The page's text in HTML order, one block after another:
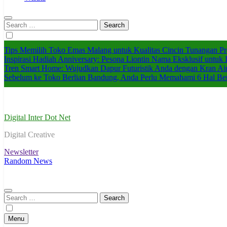
Search
for:
Tips Memilih Toko Emas Malang untuk Kualitas Cincin Tunangan
Inspirasi Hadiah Anniversary: Pesona Liontin Nama Eksklusif untuk
Tren Smart Home: Wujudkan Dapur Futuristik Anda dengan Kran
Sebelum ke Toko Berlian Bandung, Anda Perlu Memahami 6 Hal
Digital Inter Dot Net
Digital Creative
Newsletter
Random News
Search
for:
Menu